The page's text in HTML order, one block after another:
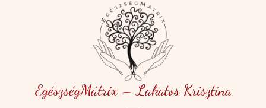
EgészségMátrix – Lakatos Krisztina